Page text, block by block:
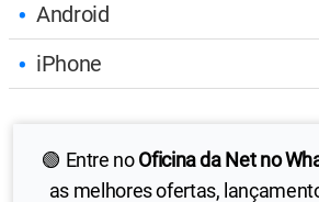
Android
iPhone
🟢 Entre noOficina da Net no
as melhores ofertas,